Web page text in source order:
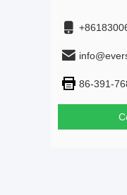
86-391-